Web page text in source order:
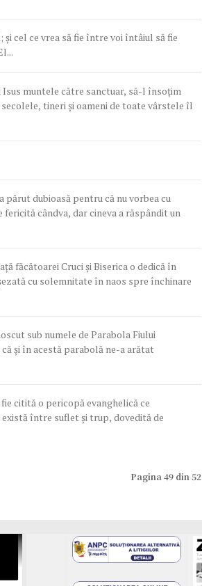
şi cel ce vrea să fie între voi întâiul să fie
Isus muntele către sanctuar, să-l însoţim
tineri şi oameni de toate vârstele îl
dubioasă pentru că nu vorbea cu
cândva, dar cineva a răspândit un
făcătoarei Cruci și Biserica o dedică în
în naos spre închinare
sub numele de Parabola Fiului
și în acestă parabolă ne-a arătat
citită o pericopă evanghelică ce
între suflet şi trup, dovedită de
Pagina 49 din 52